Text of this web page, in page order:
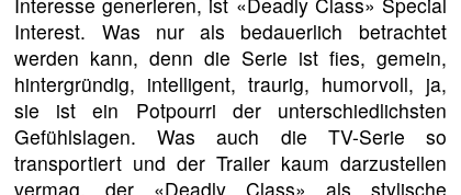
Interest. Was nur als bedauerlich betrachtet
werden kann, denn die Serie ist fies, gemein,
hintergründig, intelligent, traurig, humorvoll, ja,
sie ist ein Potpourri der unterschiedlichsten
Gefühlslagen. Was auch die TV-Serie so
transportiert und der Trailer kaum darzustellen
vermag, der «Deadly Class» als stylische